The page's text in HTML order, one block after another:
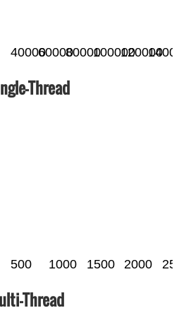
400006000080000100000120000
Thread
500 1000 1500 2000
Thread